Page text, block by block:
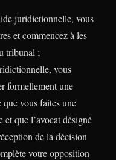
juridictionnelle, vous
et commencez à les
tribunal ;
vous
formellement une
vous faites une
que l’avocat désigné
de la décision
votre opposition